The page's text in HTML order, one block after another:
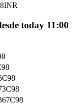
de Copia
de beneficios y
INR
today 11:00
C98
C98
C98